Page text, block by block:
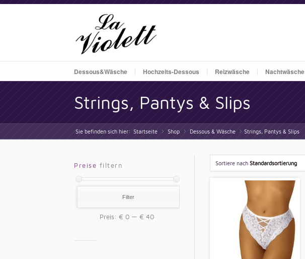
Dessous&Wäsche Hochzeits-Dessous Reizwäsche Nachtwäsche
Strings, Pantys & Slips
Sie befinden sich hier: Startseite »
Shop »
Dessous & Wäsche »
Strings, Pantys & Slips
Sortiere nach Standardsortierung
Preise filtern
Filter
Preis: € 0 — € 40